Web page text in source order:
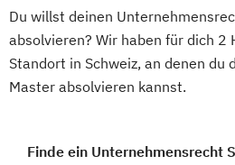
Du willst deinen
absolvieren? Wir haben für dich 2
Standort in Schweiz, an denen du
Master absolvieren kannst.
Finde ein Unternehmensrecht